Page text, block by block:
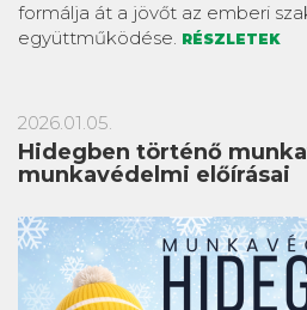
formálja át a jövőt az emberi
együttműködése. RÉSZLETEK
2026.01.05.
Hidegben történő
munkavédelmi előírásai